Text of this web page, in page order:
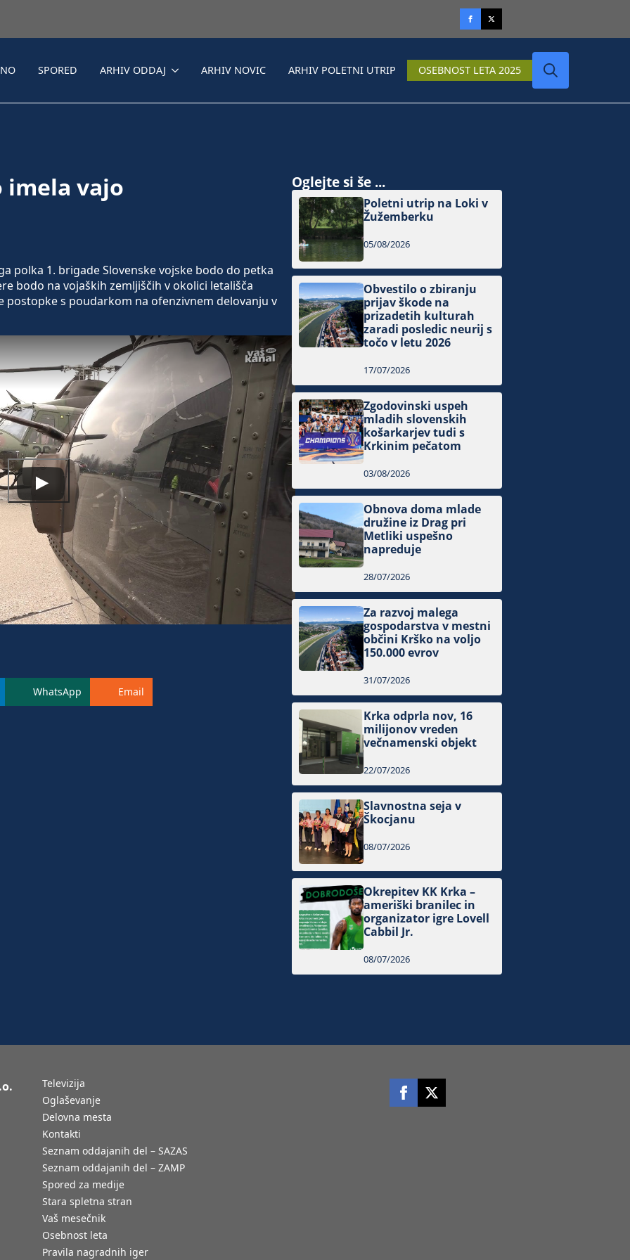
SPORED ARHIV ODDAJ ARHIV NOVIC ARHIV POLETNI UTRIP OSEBNOST LETA 2025
imela vajo
polka 1. brigade Slovenske vojske bodo do petka
bodo na vojaških zemljiščih v okolici letališča
postopke s poudarkom na ofenzivnem delovanju v
WhatsApp Email
Oglejte si še ...
Poletni utrip na Loki v
Žužemberku
05/08/2026
Obvestilo o zbiranju
prijav škode na
prizadetih kulturah
zaradi posledic neurij s
točo v letu 2026
17/07/2026
Zgodovinski uspeh
mladih slovenskih
košarkarjev tudi s
Krkinim pečatom
03/08/2026
Obnova doma mlade
družine iz Drag pri
Metliki uspešno
napreduje
28/07/2026
Za razvoj malega
gospodarstva v mestni
občini Krško na voljo
150.000 evrov
31/07/2026
Krka odprla nov, 16
milijonov vreden
večnamenski objekt
22/07/2026
Slavnostna seja v
Škocjanu
08/07/2026
Okrepitev KK Krka –
ameriški branilec in
organizator igre Lovell
Cabbil Jr.
08/07/2026
Televizija
Oglaševanje
Delovna mesta
Kontakti
Seznam oddajanih del – SAZAS
Seznam oddajanih del – ZAMP
Spored za medije
Stara spletna stran
Vaš mesečnik
Osebnost leta
Pravila nagradnih iger